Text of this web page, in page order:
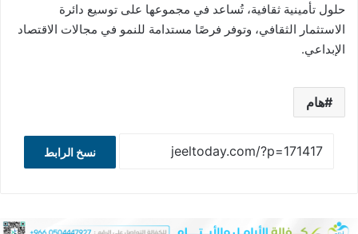
حلول تأمينية ثقافية، تُساعد في مجموعها على توسيع دائرة
الاستثمار الثقافي، وتوفر فرصًا مستدامة للنمو في مجالات الاقتصاد
الإبداعي.
هام
نسخ الرابط